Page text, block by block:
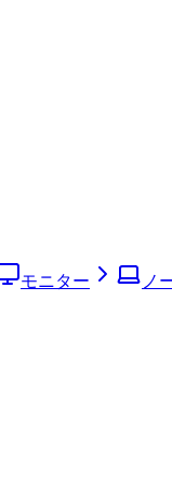
モニター ノ